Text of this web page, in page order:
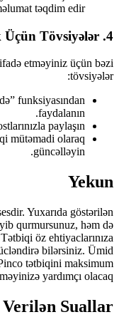
təqdim edir.
4. Tətbiqi Effektiv İstifadə Etmək Üçün Tövsiyələr
etməyiniz üçün bəzi
tövsiyələr:
funksiyasından
faydalanın.
paylaşın.
mütəmadi olaraq
güncəlləyin.
Yekun
Yuxarıda göstərilən
qurmursunuz, həm də
öz ehtiyaclarınıza
bilərsiniz. Ümid
tətbiqini maksimum
yardımçı olacaq.
Verilən Suallar